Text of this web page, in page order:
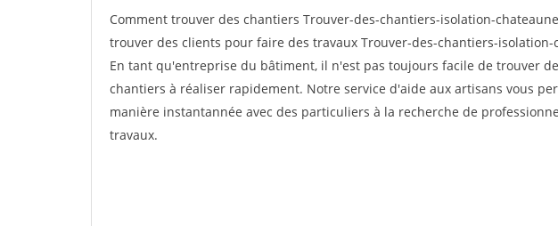
Comment trouver des chantiers Trouver-des-chantiers-isolation-
trouver des clients pour faire des travaux Trouver-des-chantiers-
En tant qu'entreprise du bâtiment, il n'est pas toujours facile de trouver
chantiers à réaliser rapidement. Notre service d'aide aux artisans vous
manière instantannée avec des particuliers à la recherche de
travaux.